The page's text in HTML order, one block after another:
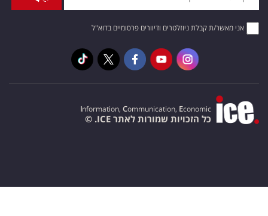
אני מאשר/ת קבלת ניוזלטרים ודיוורים פרסומיים בדוא"ל
Information, Communication, Economic
כל הזכויות שמורות לאתר ICE. ©